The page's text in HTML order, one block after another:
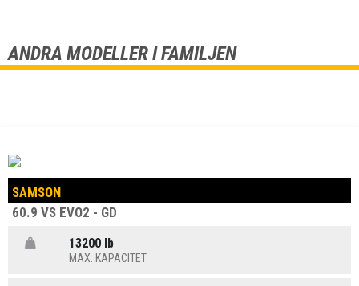
ANDRA MODELLER I FAMILJEN
SAMSON
60.9 VS EVO2 - GD
13200 lb
MAX. KAPACITET